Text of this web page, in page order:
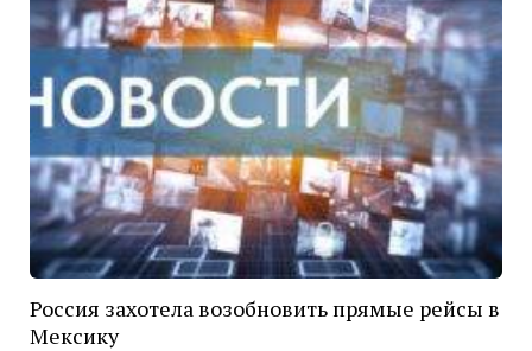
Россия захотела возобновить прямые рейсы в
Мексику